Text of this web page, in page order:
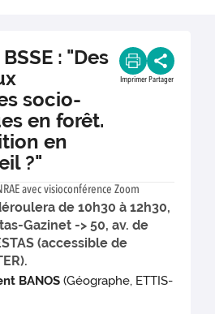
: "Des
socio-
en forêt.
en
?"
Imprimer Partager
avec visioconférence Zoom
de 10h30 à 12h30,
Gazinet -> 50, av. de
(accessible de
BANOS (Géographe, ETTIS-